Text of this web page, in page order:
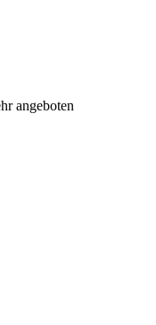
angeboten